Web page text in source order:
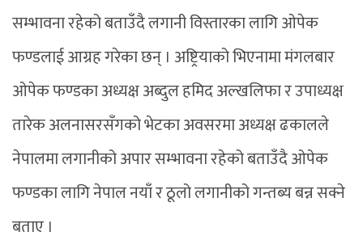
सम्भावना रहेको बताउँदै लगानी विस्तारका लागि ओपेक
फण्डलाई आग्रह गरेका छन् । अष्ट्रियाको भिएनामा मंगलबार
ओपेक फण्डका अध्यक्ष अब्दुल हमिद अल्खलिफा र उपाध्यक्ष
तारेक अलनासरसँगको भेटका अवसरमा अध्यक्ष ढकालले
नेपालमा लगानीको अपार सम्भावना रहेको बताउँदै ओपेक
फण्डका लागि नेपाल नयाँ र ठूलो लगानीको गन्तब्य बन्न सक्ने
बताए ।